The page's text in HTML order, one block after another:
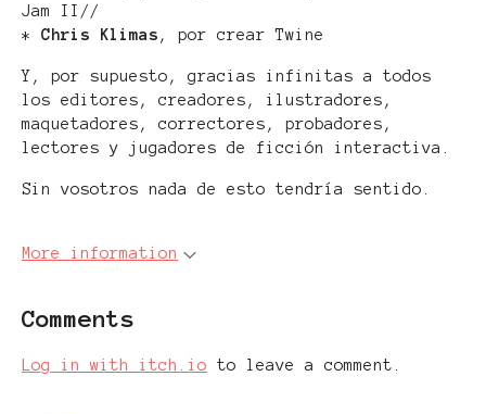
Jam II//
* Chris Klimas , por crear Twine
Y, por supuesto, gracias infinitas a todos
los editores, creadores, ilustradores,
maquetadores, correctores, probadores,
lectores y jugadores de ficción interactiva.
Sin vosotros nada de esto tendría sentido.
More information
Comments
Log in with itch.io to leave a comment.